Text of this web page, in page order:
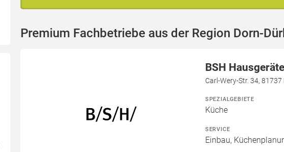
Premium Fachbetriebe aus der Region Dorn-
BSH
Carl-Wery-Str. 34,
SPEZIALGEBIETE
Küche
SERVICE
Einbau,